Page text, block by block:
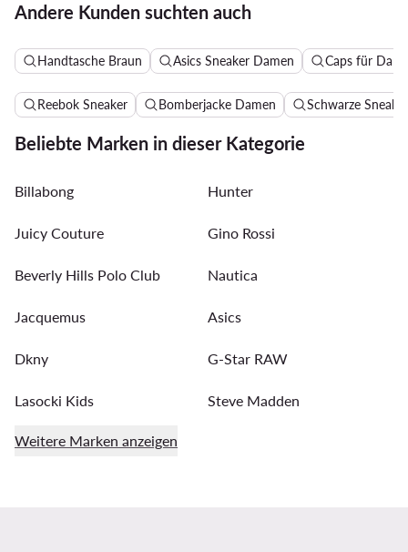
Andere Kunden suchten auch
Handtasche Braun Asics Sneaker Damen Caps für
Reebok Sneaker Bomberjacke Damen Schwarze
Beliebte Marken in dieser Kategorie
Billabong Hunter
Juicy Couture Gino Rossi
Beverly Hills Polo Club Nautica
Jacquemus Asics
Dkny G-Star RAW
Lasocki Kids Steve Madden
Weitere Marken anzeigen